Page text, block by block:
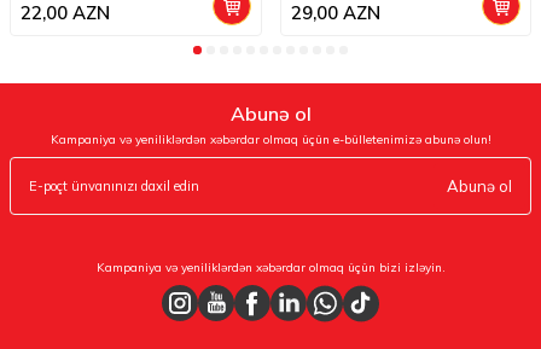
22,00 AZN 29,00AZN
Abunə ol
Kampaniya və yeniliklərdən xəbərdar olmaq üçün e-bülletenimizə abunə olun!
Abunə ol
Kampaniya və yeniliklərdən xəbərdar olmaq üçün bizi izləyin.